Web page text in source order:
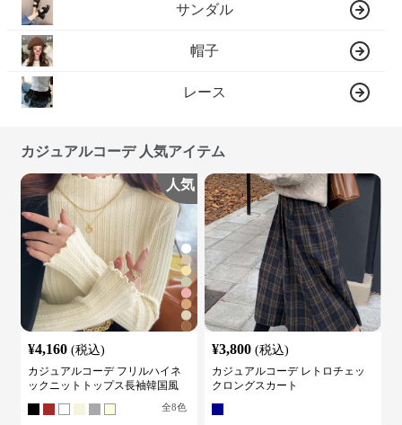
サンダル
帽子
レース
カジュアルコーデ 人気アイテム
人気
¥4,160 (税込)
カジュアルコーデ フリルハイネ
ックニットトップス長袖韓国風
全8色
¥3,800 (税込)
カジュアルコーデ レトロチェッ
クロングスカート